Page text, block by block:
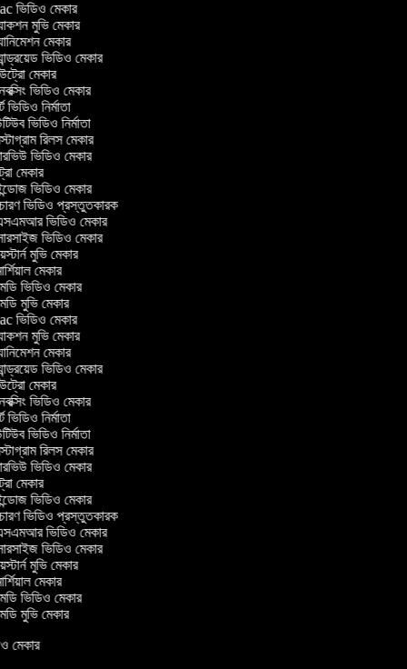
ভিডিও মেকার
মুভি মেকার
মেকার
ভিডিও মেকার
মেকার
ভিডিও মেকার
নির্মাতা
ভিডিও নির্মাতা
রিলস মেকার
ভিডিও মেকার
মেকার
ভিডিও মেকার
ভিডিও প্রস্তুতকারক
ভিডিও মেকার
ভিডিও মেকার
মুভি মেকার
মেকার
ভিডিও মেকার
মুভি মেকার
ভিডিও মেকার
মুভি মেকার
মেকার
ভিডিও মেকার
মেকার
ভিডিও মেকার
নির্মাতা
ভিডিও নির্মাতা
রিলস মেকার
ভিডিও মেকার
মেকার
ভিডিও মেকার
ভিডিও প্রস্তুতকারক
ভিডিও মেকার
ভিডিও মেকার
মুভি মেকার
মেকার
ভিডিও মেকার
মুভি মেকার
মেকার